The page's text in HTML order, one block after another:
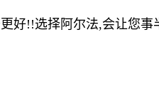
好!!选择阿尔法,会让您事